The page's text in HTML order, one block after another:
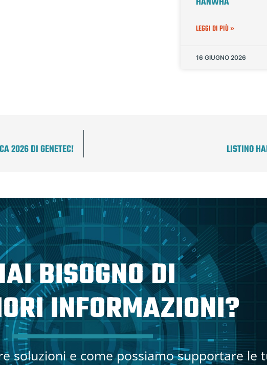
LEGGI DI PIÙ »
16 GIUGNO 2026
2026 DI GENETEC! LISTINO
BISOGNO DI
INFORMAZIONI?
soluzioni e come possiamo supportare le